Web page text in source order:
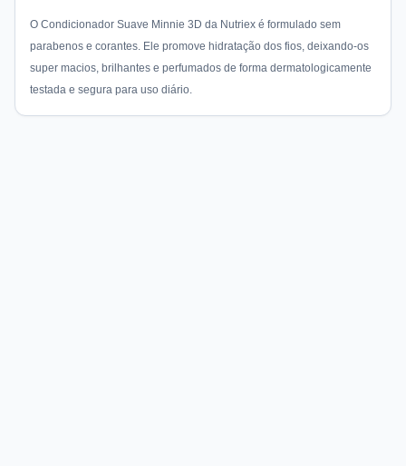
O Condicionador Suave Minnie 3D da Nutriex é formulado sem
parabenos e corantes. Ele promove hidratação dos fios, deixando-os
super macios, brilhantes e perfumados de forma dermatologicamente
testada e segura para uso diário.